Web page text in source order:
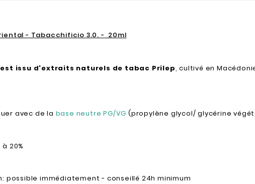
- Tabacchificio 3.0. - 20ml
issu d'extraits naturels de tabac Prilep, cultivé en
avec de la base neutre PG/VG(propylène glycol/ glycérine
20%
possible immédiatement - conseillé 24h minimum